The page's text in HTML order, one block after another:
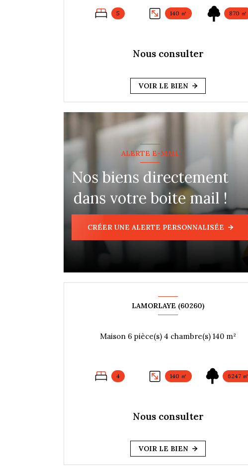
5 140 ㎡ 870 ㎡
Nous consulter
VOIR LE BIEN
ALERTE E-MAIL
Nos biens directement
dans votre boite mail !
CRÉER UNE ALERTE PERSONNALISÉE
LAMORLAYE (60260)
Maison 6 pièce(s) 4 chambre(s) 140 m²
4 140 ㎡ 6247 ㎡
Nous consulter
VOIR LE BIEN